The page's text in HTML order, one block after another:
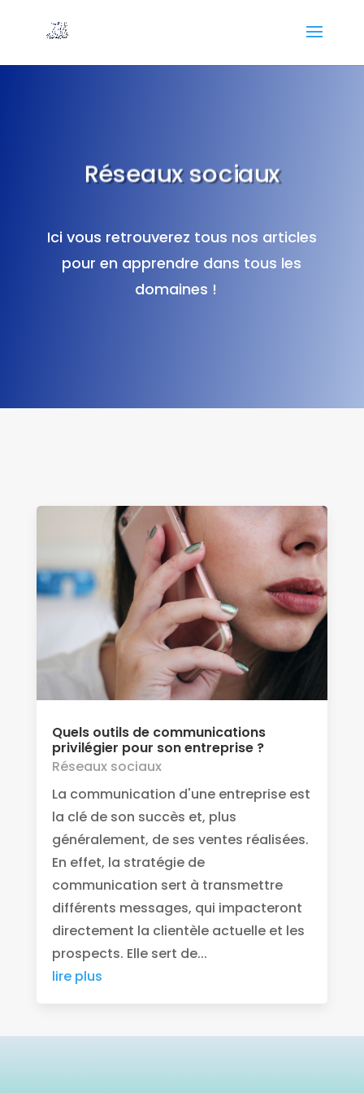
Réseaux sociaux
Ici vous retrouverez tous nos articles
pour en apprendre dans tous les
domaines !
Quels outils de communications
privilégier pour son entreprise ?
Réseaux sociaux
La communication d'une entreprise est
la clé de son succès et, plus
généralement, de ses ventes réalisées.
En effet, la stratégie de
communication sert à transmettre
différents messages, qui impacteront
directement la clientèle actuelle et les
prospects. Elle sert de...
lire plus